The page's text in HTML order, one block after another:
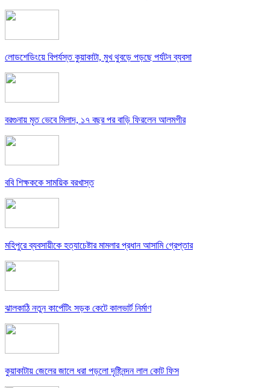
লোডশেডিংয়ে বিপর্যস্ত কুয়াকাটা, মুখ থুবড়ে পড়ছে পর্যটন ব্যবসা
বরগুনায় মৃত ভেবে মিলাদ, ১৭ বছর পর বাড়ি ফিরলেন আলমগীর
ববি শিক্ষককে সাময়িক বরখাস্ত
মহিপুরে ব্যবসায়ীকে হত্যাচেষ্টার মামলার প্রধান আসামি গ্রেপ্তার
ঝালকাঠি নতুন কার্পেটিং সড়ক কেটে কালভার্ট নির্মাণ
কুয়াকাটায় জেলের জালে ধরা পড়লো দৃষ্টিনন্দন লাল কোট ফিস